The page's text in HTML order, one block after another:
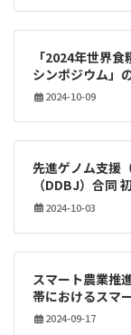
「2024年世界
シンポジウム」
2024-10-09
先進ゲノム支援
（DDBJ）合同
2024-10-03
スマート農業推
帯におけるスマ
2024-09-17